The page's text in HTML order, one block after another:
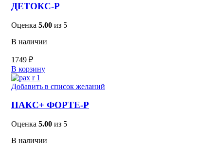
ДЕТОКС-Р
Оценка 5.00 из 5
В наличии
1749 ₽
В корзину
Добавить в список желаний
ПАКС+ ФОРТЕ-Р
Оценка 5.00 из 5
В наличии